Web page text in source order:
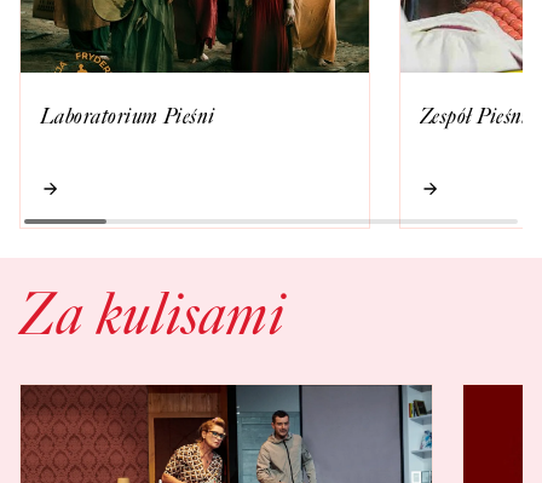
Laboratorium Pieśni Zespół Pieśni
Za kulisami